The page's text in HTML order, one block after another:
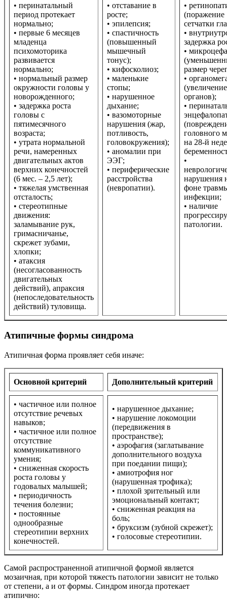
• перинатальный
период протекает
нормально;
• первые 6 месяцев
младенца
психомоторика
развивается
нормально;
• нормальный размер
окружности головы у
новорожденного;
• задержка роста
головы с
пятимесячного
возраста;
• утрата нормальной
речи, намеренных
двигательных актов
верхних конечностей
(6 мес. – 2,5 лет);
• тяжелая умственная
отсталость;
• стереотипные
движения:
заламывание рук,
гримасничанье,
скрежет зубами,
хлопки;
• атаксия
(несогласованность
двигательных
действий), апраксия
(непоследовательность
действий) туловища.
• отставание в
росте;
• эпилепсия;
• спастичность
(повышенный
мышечный
тонус);
• кифосколиоз;
• маленькие
стопы;
• нарушенное
дыхание;
• вазомоторные
нарушения (жар,
потливость,
головокружения);
• аномалии при
ЭЭГ;
• периферические
расстройства
(невропатии).
•
(поражение
сетчатки
•
задержка
•
размер
•
(увеличение
органов);
•
головного
на 28-й
•
нарушения
фоне
инфекции;
• наличие
патологии.
Атипичные формы синдрома
Атипичная форма проявляет себя иначе:
Основной критерий Дополнительный критерий
• частичное или полное
отсутствие речевых
навыков;
• частичное или полное
отсутствие
коммуникативного
умения;
• сниженная скорость
роста головы у
годовалых малышей;
• периодичность
течения болезни;
• постоянные
однообразные
стереотипии верхних
конечностей.
• нарушенное дыхание;
• нарушение локомоции
(передвижения в
пространстве);
• аэрофагия (заглатывание
дополнительного воздуха
при поедании пищи);
• амиотрофия ног
(нарушенная трофика);
• плохой зрительный или
эмоциональный контакт;
• сниженная реакция на
боль;
• бруксизм (зубной скрежет);
• голосовые стереотипии.
Самой распространенной атипичной формой является
мозаичная, при которой тяжесть патологии зависит не только
от степени, а и от формы. Синдром иногда протекает
атипично: